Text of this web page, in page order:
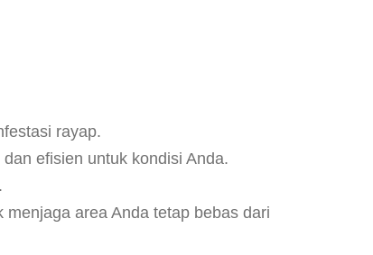
rayap.
efisien untuk kondisi Anda.
area Anda tetap bebas dari